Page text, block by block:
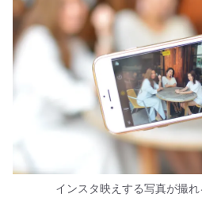
インスタ映えする写真が撮れ